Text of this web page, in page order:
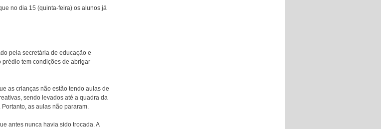
no dia 15 (quinta-feira) os alunos já
pela secretária de educação e
prédio tem condições de abrigar
as crianças não estão tendo aulas de
sendo levados até a quadra da
as aulas não pararam.
antes nunca havia sido trocada. A